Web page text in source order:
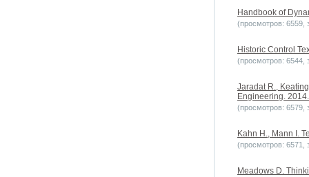
Handbook of
(просмотров: 6559,
Historic Control
(просмотров: 6544,
Jaradat R.,
Engineering.
(просмотров: 6579,
Kahn H., Mann I.
(просмотров: 6571,
Meadows D.